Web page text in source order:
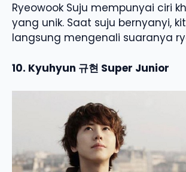
Ryeowook Suju mempunyai ciri
yang unik. Saat suju bernyanyi,
langsung mengenali suaranya
10. Kyuhyun 규현 Super Junior